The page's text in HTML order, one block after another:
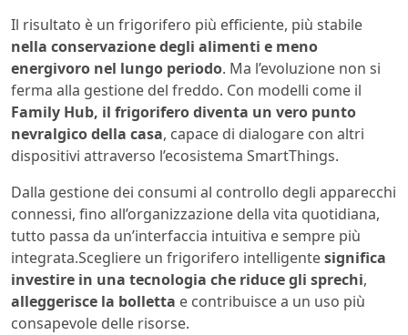
Il risultato è un frigorifero più efficiente, più stabile
nella conservazione degli alimenti e meno
energivoro nel lungo periodo. Ma l’evoluzione non si
ferma alla gestione del freddo. Con modelli come il
Family Hub, il frigorifero diventa un vero punto
nevralgico della casa, capace di dialogare con altri
dispositivi attraverso l’ecosistema SmartThings.
Dalla gestione dei consumi al controllo degli apparecchi
connessi, fino all’organizzazione della vita quotidiana,
tutto passa da un’interfaccia intuitiva e sempre più
integrata.Scegliere un frigorifero intelligentesignifica
investire in una tecnologia che riduce gli sprechi,
alleggerisce la bolletta e contribuisce a un uso più
consapevole delle risorse.